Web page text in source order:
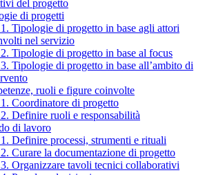
del progetto
di progetti
Tipologie di progetto in base agli attori
nel servizio
Tipologie di progetto in base al focus
Tipologie di progetto in base all’ambito di
ruoli e figure coinvolte
Coordinatore di progetto
Definire ruoli e responsabilità
di lavoro
Definire processi, strumenti e rituali
Curare la documentazione di progetto
Organizzare tavoli tecnici collaborativi